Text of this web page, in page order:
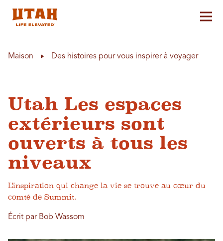
Maison Des histoires pour vous inspirer à voyager
Utah Les espaces
extérieurs sont
ouverts à tous les
niveaux
L'inspiration qui change la vie se trouve au cœur du
comté de Summit.
Écrit par Bob Wassom